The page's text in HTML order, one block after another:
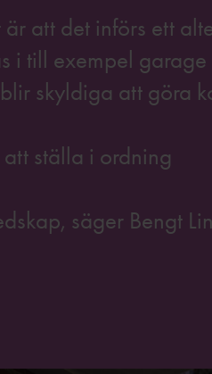
att det införs ett
i till exempel garage
skyldiga att göra
ställa i ordning
säger Bengt